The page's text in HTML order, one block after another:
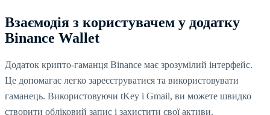
Взаємодія з користувачем у додатку
Binance Wallet
Додаток крипто-гаманця Binance має зрозумілий інтерфейс.
Це допомагає легко зареєструватися та використовувати
гаманець. Використовуючи tKey і Gmail, ви можете швидко
створити обліковий запис і захистити свої активи.